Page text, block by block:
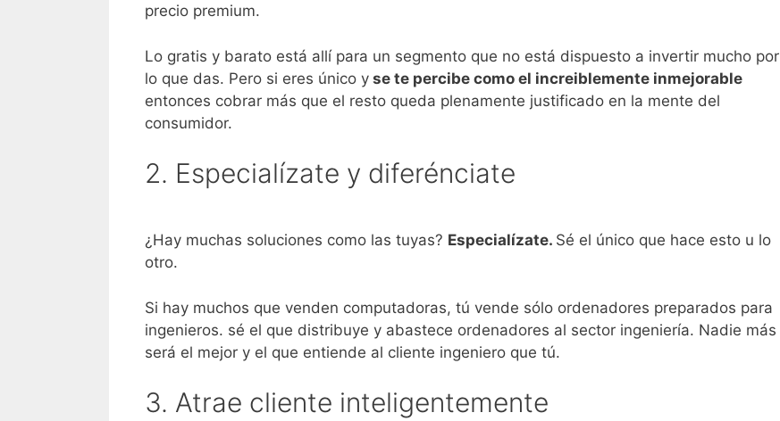
precio premium.
Lo gratis y barato está allí para un segmento que no está dispuesto a invertir mucho por
lo que das. Pero si eres único y se te percibe como el increiblemente inmejorable
entonces cobrar más que el resto queda plenamente justificado en la mente del
consumidor.
2. Especialízate y diferénciate
¿Hay muchas soluciones como las tuyas? Especialízate. Sé el único que hace esto u lo
otro.
Si hay muchos que venden computadoras, tú vende sólo ordenadores preparados para
ingenieros. sé el que distribuye y abastece ordenadores al sector ingeniería. Nadie más
será el mejor y el que entiende al cliente ingeniero que tú.
3. Atrae cliente inteligentemente